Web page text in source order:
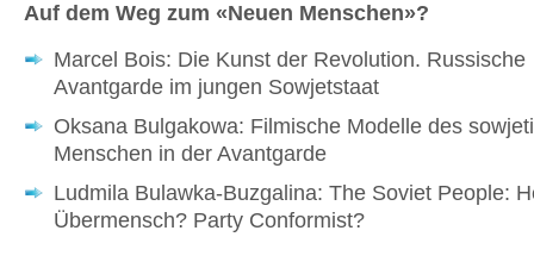
Auf dem Weg zum «Neuen Menschen»?
Marcel Bois: Die Kunst der Revolution. Russische
Avantgarde im jungen Sowjetstaat
Oksana Bulgakowa: Filmische Modelle des
Menschen in der Avantgarde
Ludmila Bulawka-Buzgalina: The Soviet People:
Übermensch? Party Conformist?